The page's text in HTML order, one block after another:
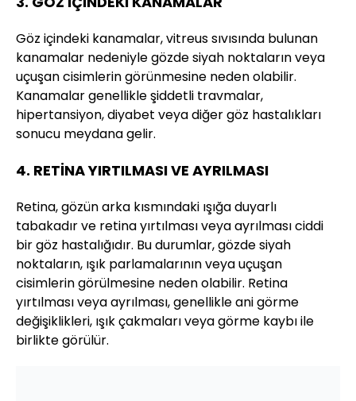
Göz içindeki kanamalar, vitreus sıvısında bulunan
kanamalar nedeniyle gözde siyah noktaların veya
uçuşan cisimlerin görünmesine neden olabilir.
Kanamalar genellikle şiddetli travmalar,
hipertansiyon, diyabet veya diğer göz hastalıkları
sonucu meydana gelir.
4. RETİNA YIRTILMASI VE AYRILMASI
Retina, gözün arka kısmındaki ışığa duyarlı
tabakadır ve retina yırtılması veya ayrılması ciddi
bir göz hastalığıdır. Bu durumlar, gözde siyah
noktaların, ışık parlamalarının veya uçuşan
cisimlerin görülmesine neden olabilir. Retina
yırtılması veya ayrılması, genellikle ani görme
değişiklikleri, ışık çakmaları veya görme kaybı ile
birlikte görülür.